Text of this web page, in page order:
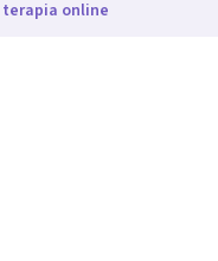
terapia online